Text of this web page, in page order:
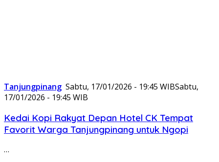
Tanjungpinang Sabtu, 17/01/2026 - 19:45 WIBSabtu,
17/01/2026 - 19:45 WIB
Kedai Kopi Rakyat Depan Hotel CK Tempat
Favorit Warga Tanjungpinang untuk Ngopi
…